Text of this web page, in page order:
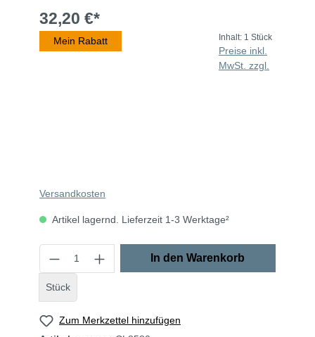
32,20 €*
Mein Rabatt Inhalt: 1 Stück
Preise inkl.
MwSt. zzgl.
Versandkosten
Artikel lagernd. Lieferzeit 1-3 Werktage²
Stück
In den Warenkorb
Zum Merkzettel hinzufügen